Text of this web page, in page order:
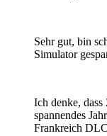
Sehr gut, bin
Simulator
Ich denke,
spannendes
Frankreich